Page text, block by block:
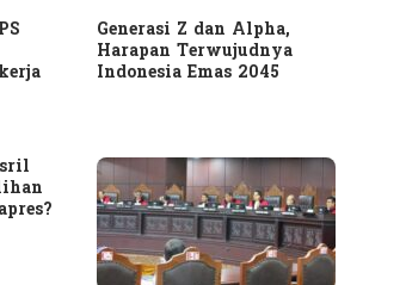
Generasi Z dan Alpha,
Harapan Terwujudnya
Indonesia Emas 2045